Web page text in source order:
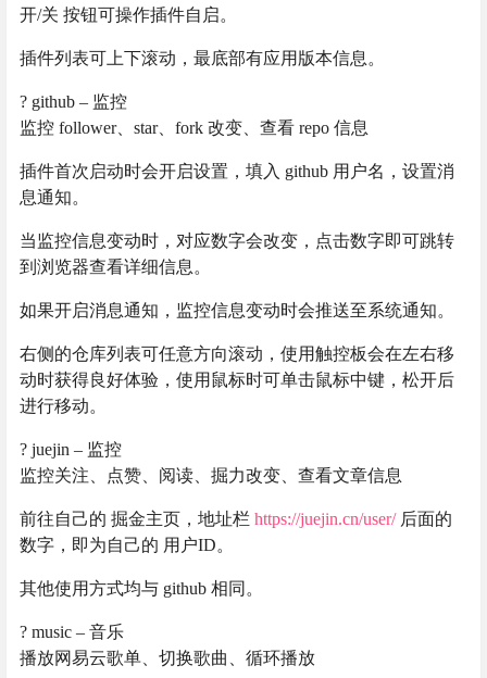
开/关 按钮可操作插件自启。
插件列表可上下滚动，最底部有应用版本信息。
? github – 监控
监控 follower、star、fork 改变、查看 repo 信息
插件首次启动时会开启设置，填入 github 用户名，设置消
息通知。
当监控信息变动时，对应数字会改变，点击数字即可跳转
到浏览器查看详细信息。
如果开启消息通知，监控信息变动时会推送至系统通知。
右侧的仓库列表可任意方向滚动，使用触控板会在左右移
动时获得良好体验，使用鼠标时可单击鼠标中键，松开后
进行移动。
? juejin – 监控
监控关注、点赞、阅读、掘力改变、查看文章信息
前往自己的 掘金主页，地址栏 https://juejin.cn/user/后面的
数字，即为自己的 用户ID。
其他使用方式均与 github 相同。
? music – 音乐
播放网易云歌单、切换歌曲、循环播放